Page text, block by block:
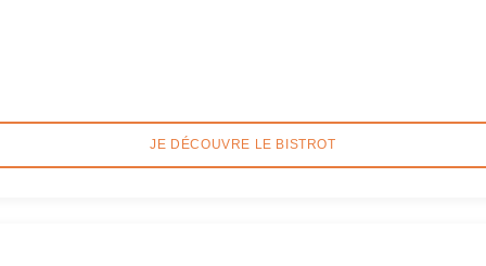
JE DÉCOUVRE LE BISTROT